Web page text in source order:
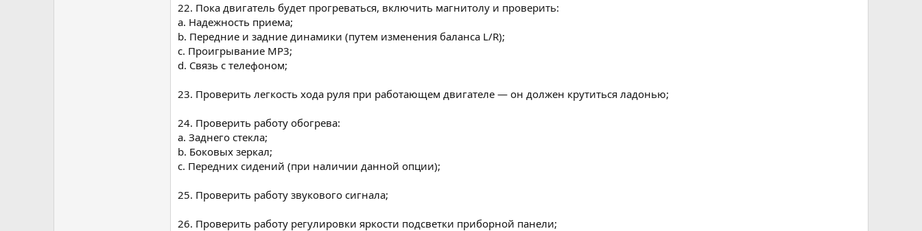
22. Пока двигатель будет прогреваться, включить магнитолу и проверить:
a. Надежность приема;
b. Передние и задние динамики (путем изменения баланса L/R);
c. Проигрывание MP3;
d. Связь с телефоном;
23. Проверить легкость хода руля при работающем двигателе — он должен крутиться ладонью;
24. Проверить работу обогрева:
a. Заднего стекла;
b. Боковых зеркал;
c. Передних сидений (при наличии данной опции);
25. Проверить работу звукового сигнала;
26. Проверить работу регулировки яркости подсветки приборной панели;